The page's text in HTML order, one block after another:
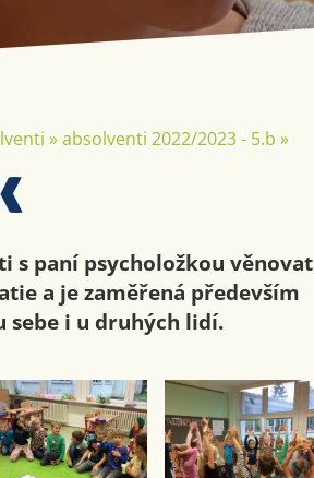
»absolventi 2022/2023 - 5.b »
s paní psycholožkou věnovat
a je zaměřená především
sebe i u druhých lidí.